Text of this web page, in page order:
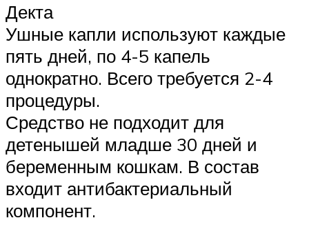
Декта
Ушные капли используют каждые
пять дней, по 4-5 капель
однократно. Всего требуется 2-4
процедуры.
Средство не подходит для
детенышей младше 30 дней и
беременным кошкам. В состав
входит антибактериальный
компонент.